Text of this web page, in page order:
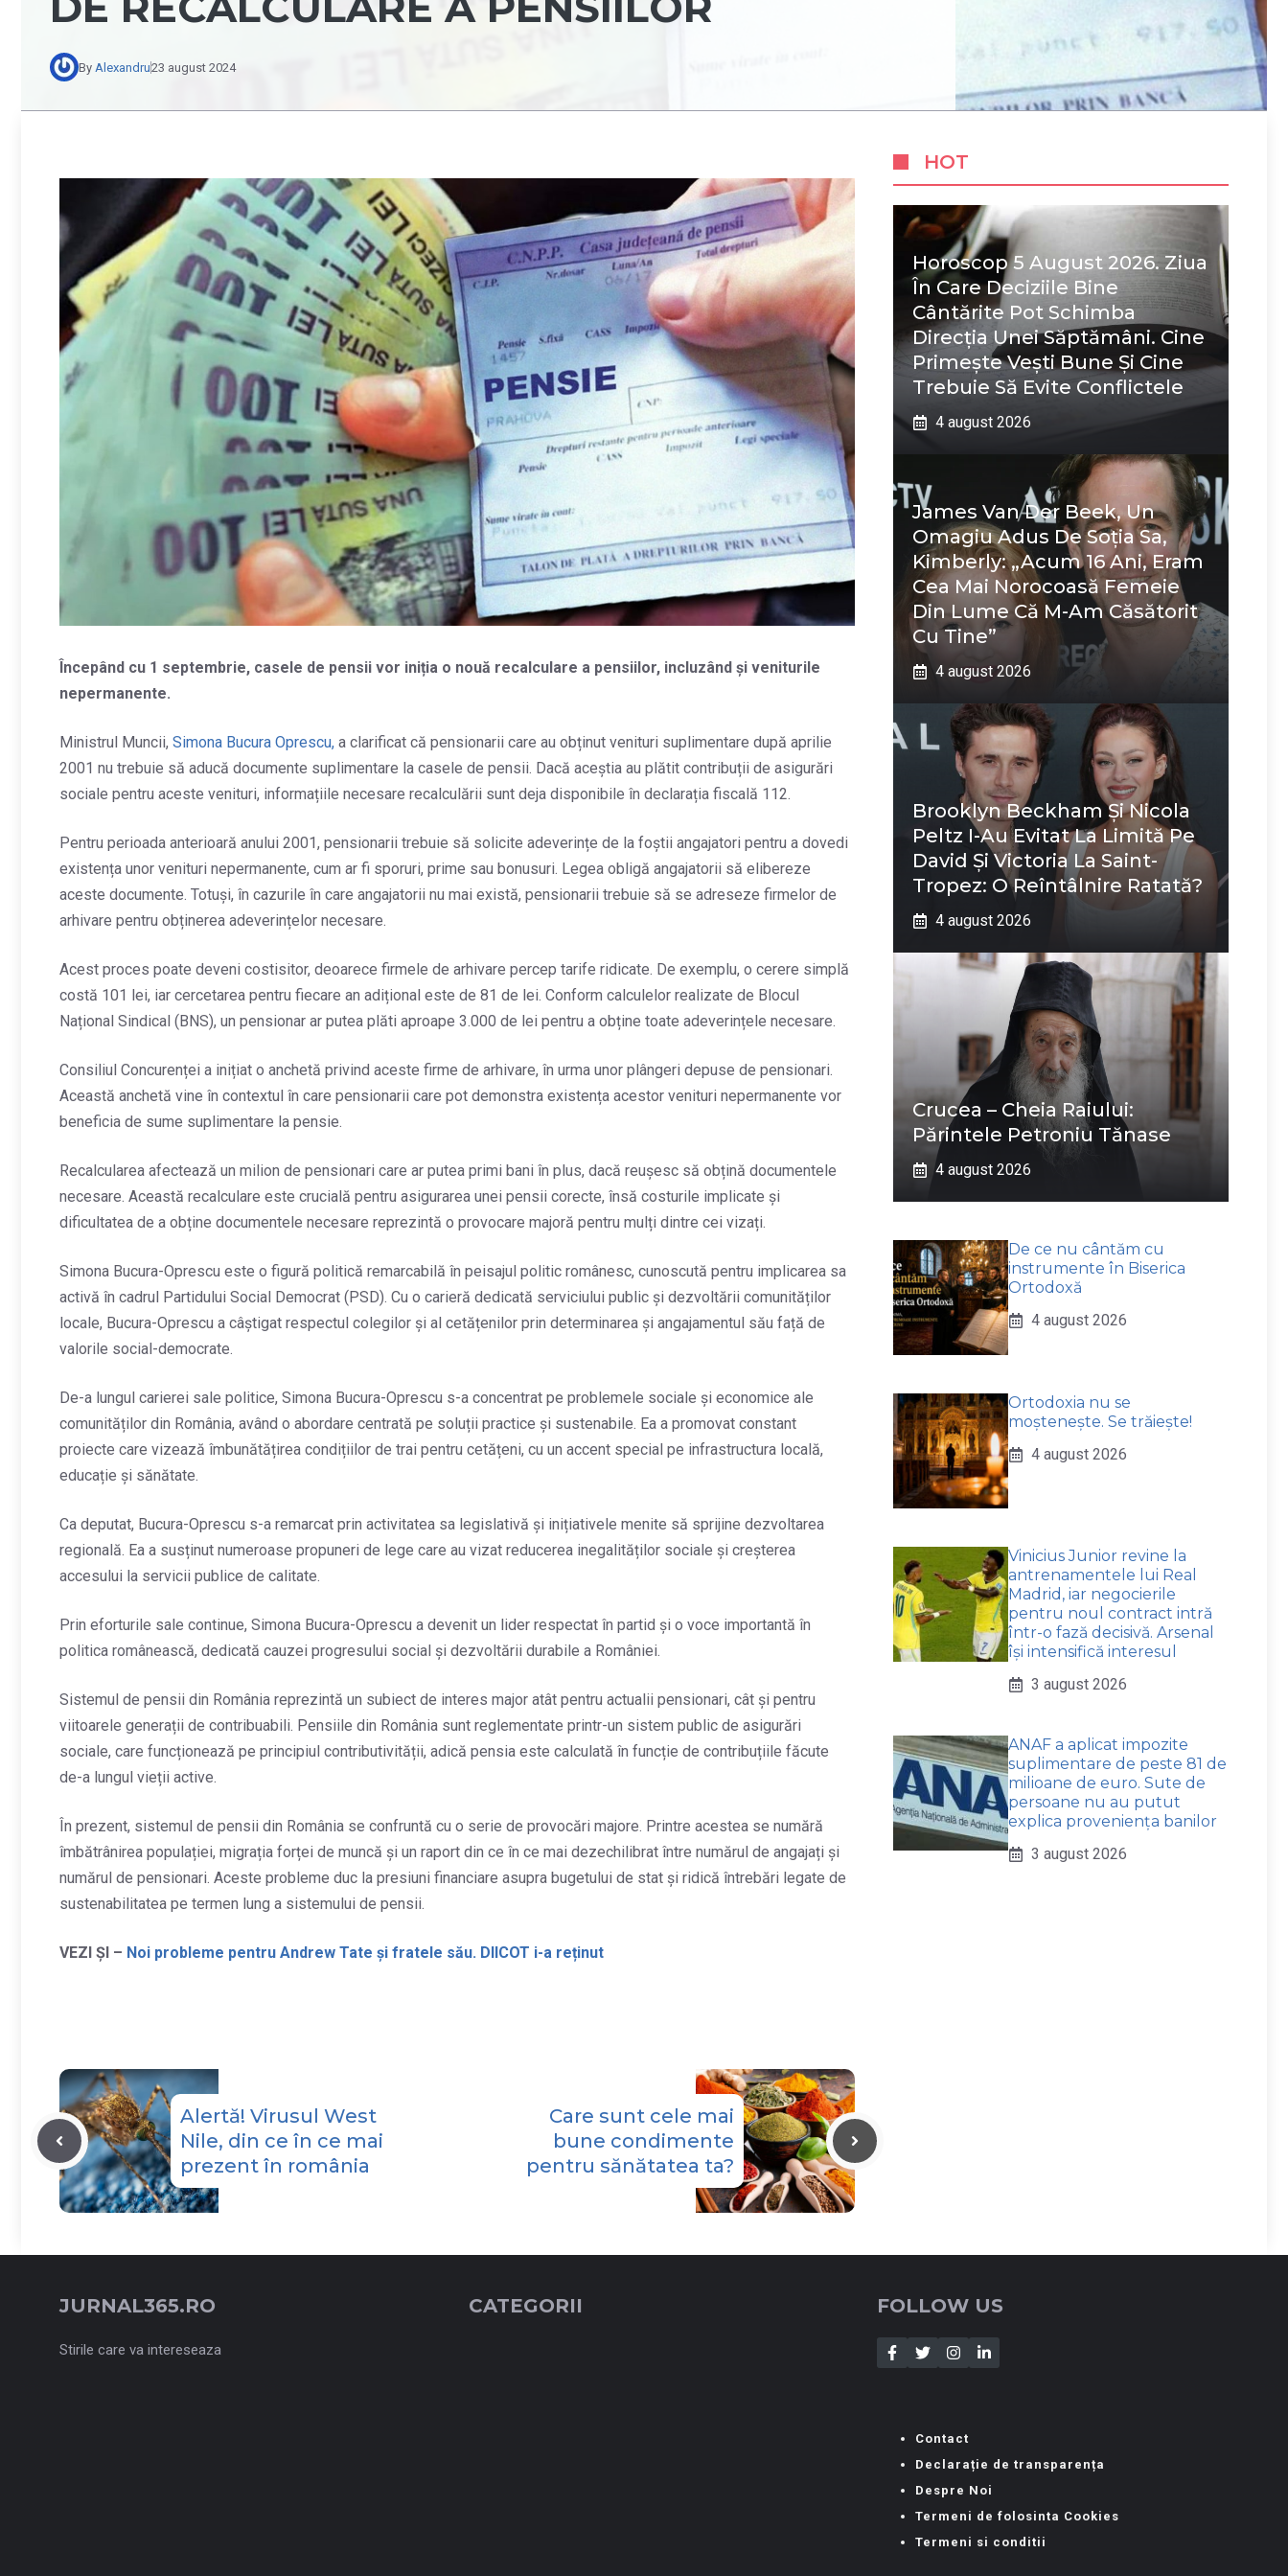
By Alexandru23 august 2024
Începând cu 1 septembrie, casele de pensii vor iniția o nouă recalculare a pensiilor, incluzând și veniturile
nepermanente.
Ministrul Muncii, Simona Bucura Oprescu, a clarificat că pensionarii care au obținut venituri suplimentare după aprilie
2001 nu trebuie să aducă documente suplimentare la casele de pensii. Dacă aceștia au plătit contribuții de asigurări
sociale pentru aceste venituri, informațiile necesare recalculării sunt deja disponibile în declarația fiscală 112.
Pentru perioada anterioară anului 2001, pensionarii trebuie să solicite adeverințe de la foștii angajatori pentru a dovedi
existența unor venituri nepermanente, cum ar fi sporuri, prime sau bonusuri. Legea obligă angajatorii să elibereze
aceste documente. Totuși, în cazurile în care angajatorii nu mai există, pensionarii trebuie să se adreseze firmelor de
arhivare pentru obținerea adeverințelor necesare.
Acest proces poate deveni costisitor, deoarece firmele de arhivare percep tarife ridicate. De exemplu, o cerere simplă
costă 101 lei, iar cercetarea pentru fiecare an adițional este de 81 de lei. Conform calculelor realizate de Blocul
Național Sindical (BNS), un pensionar ar putea plăti aproape 3.000 de lei pentru a obține toate adeverințele necesare.
Consiliul Concurenței a inițiat o anchetă privind aceste firme de arhivare, în urma unor plângeri depuse de pensionari.
Această anchetă vine în contextul în care pensionarii care pot demonstra existența acestor venituri nepermanente vor
beneficia de sume suplimentare la pensie.
Recalcularea afectează un milion de pensionari care ar putea primi bani în plus, dacă reușesc să obțină documentele
necesare. Această recalculare este crucială pentru asigurarea unei pensii corecte, însă costurile implicate și
dificultatea de a obține documentele necesare reprezintă o provocare majoră pentru mulți dintre cei vizați.
Simona Bucura-Oprescu este o figură politică remarcabilă în peisajul politic românesc, cunoscută pentru implicarea sa
activă în cadrul Partidului Social Democrat (PSD). Cu o carieră dedicată serviciului public și dezvoltării comunităților
locale, Bucura-Oprescu a câștigat respectul colegilor și al cetățenilor prin determinarea și angajamentul său față de
valorile social-democrate.
De-a lungul carierei sale politice, Simona Bucura-Oprescu s-a concentrat pe problemele sociale și economice ale
comunităților din România, având o abordare centrată pe soluții practice și sustenabile. Ea a promovat constant
proiecte care vizează îmbunătățirea condițiilor de trai pentru cetățeni, cu un accent special pe infrastructura locală,
educație și sănătate.
Ca deputat, Bucura-Oprescu s-a remarcat prin activitatea sa legislativă și inițiativele menite să sprijine dezvoltarea
regională. Ea a susținut numeroase propuneri de lege care au vizat reducerea inegalităților sociale și creșterea
accesului la servicii publice de calitate.
Prin eforturile sale continue, Simona Bucura-Oprescu a devenit un lider respectat în partid și o voce importantă în
politica românească, dedicată cauzei progresului social și dezvoltării durabile a României.
Sistemul de pensii din România reprezintă un subiect de interes major atât pentru actualii pensionari, cât și pentru
viitoarele generații de contribuabili. Pensiile din România sunt reglementate printr-un sistem public de asigurări
sociale, care funcționează pe principiul contributivității, adică pensia este calculată în funcție de contribuțiile făcute
de-a lungul vieții active.
În prezent, sistemul de pensii din România se confruntă cu o serie de provocări majore. Printre acestea se numără
îmbătrânirea populației, migrația forței de muncă și un raport din ce în ce mai dezechilibrat între numărul de angajați și
numărul de pensionari. Aceste probleme duc la presiuni financiare asupra bugetului de stat și ridică întrebări legate de
sustenabilitatea pe termen lung a sistemului de pensii.
VEZI ȘI – Noi probleme pentru Andrew Tate și fratele său. DIICOT i-a reținut
Alertă! Virusul West
Nile, din ce în ce mai
prezent în românia
Care sunt cele mai
bune condimente
pentru sănătatea ta?
HOT
Horoscop 5 August 2026. Ziua
În Care Deciziile Bine
Cântărite Pot Schimba
Direcția Unei Săptămâni. Cine
Primește Vești Bune Și Cine
Trebuie Să Evite Conflictele
4 august 2026
James Van Der Beek, Un
Omagiu Adus De Soția Sa,
Kimberly: „Acum 16 Ani, Eram
Cea Mai Norocoasă Femeie
Din Lume Că M-Am Căsătorit
Cu Tine”
4 august 2026
Brooklyn Beckham Și Nicola
Peltz I-Au Evitat La Limită Pe
David Și Victoria La Saint-
Tropez: O Reîntâlnire Ratată?
4 august 2026
Crucea – Cheia Raiului:
Părintele Petroniu Tănase
4 august 2026
De ce nu cântăm cu
instrumente în Biserica
Ortodoxă
4 august 2026
Ortodoxia nu se
moștenește. Se trăiește!
4 august 2026
Vinicius Junior revine la
antrenamentele lui Real
Madrid, iar negocierile
pentru noul contract intră
într-o fază decisivă. Arsenal
își intensifică interesul
3 august 2026
ANAF a aplicat impozite
suplimentare de peste 81 de
milioane de euro. Sute de
persoane nu au putut
explica proveniența banilor
3 august 2026
JURNAL365.RO
Stirile care va intereseaza
CATEGORII FOLLOW US
Contact
Declarație de transparența
Despre Noi
Termeni de folosinta Cookies
Termeni si conditii